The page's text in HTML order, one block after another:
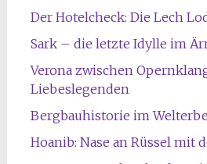
Der Hotelcheck: Die Lech
Sark – die letzte Idylle im
Verona zwischen
Liebeslegenden
Bergbauhistorie im
Hoanib: Nase an Rüssel mit